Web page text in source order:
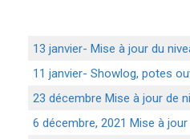
13 janvier- Mise à jour du
11 janvier- Showlog, potes
23 décembre Mise à jour de
6 décembre, 2021 Mise à